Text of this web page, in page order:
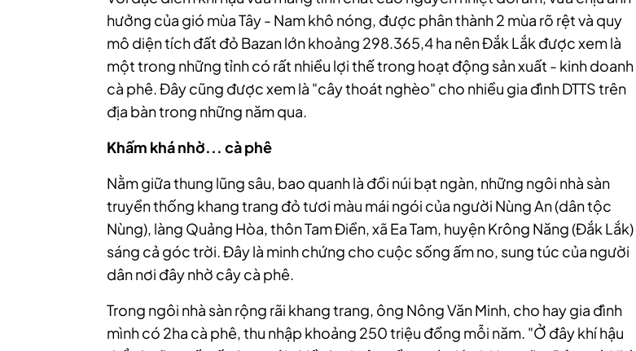
hưởng của gió mùa Tây - Nam khô nóng, được phân thành 2 mùa rõ rệt và quy
mô diện tích đất đỏ Bazan lớn khoảng 298.365,4 ha nên Đắk Lắk được xem là
một trong những tỉnh có rất nhiều lợi thế trong hoạt động sản xuất - kinh doanh
cà phê. Đây cũng được xem là "cây thoát nghèo" cho nhiều gia đình DTTS trên
địa bàn trong những năm qua.
Khấm khá nhờ... cà phê
Nằm giữa thung lũng sâu, bao quanh là đồi núi bạt ngàn, những ngôi nhà sàn
truyền thống khang trang đỏ tươi màu mái ngói của người Nùng An (dân tộc
Nùng), làng Quảng Hòa, thôn Tam Điền, xã Ea Tam, huyện Krông Năng (Đắk Lắk)
sáng cả góc trời. Đây là minh chứng cho cuộc sống ấm no, sung túc của người
dân nơi đây nhờ cây cà phê.
Trong ngôi nhà sàn rộng rãi khang trang, ông Nông Văn Minh, cho hay gia đình
mình có 2ha cà phê, thu nhập khoảng 250 triệu đồng mỗi năm. "Ở đây khí hậu